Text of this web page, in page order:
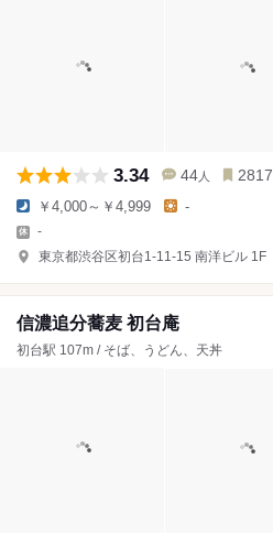
3.34 44 人 2817
￥4,000～￥4,999 -
-
東京都渋谷区初台1-11-15 南洋ビル 1F
信濃追分蕎麦 初台庵
初台駅 107m / そば、うどん、天丼